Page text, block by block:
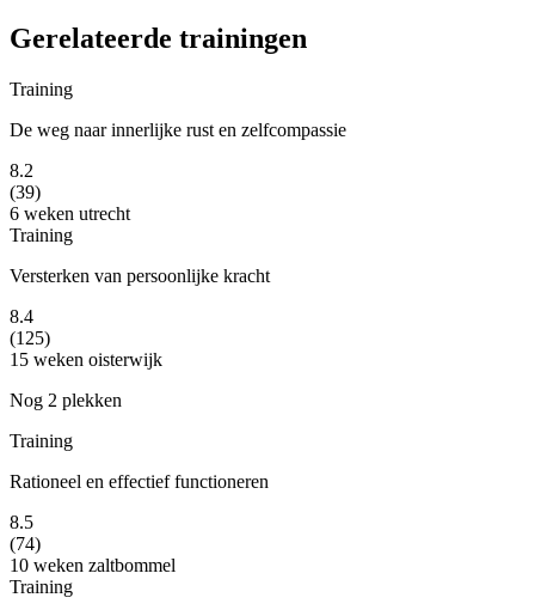
Gerelateerde trainingen
Training
De weg naar innerlijke rust en zelfcompassie
8.2
(39)
6 weken utrecht
Training
Versterken van persoonlijke kracht
8.4
(125)
15 weken oisterwijk
Nog 2 plekken
Training
Rationeel en effectief functioneren
8.5
(74)
10 weken zaltbommel
Training